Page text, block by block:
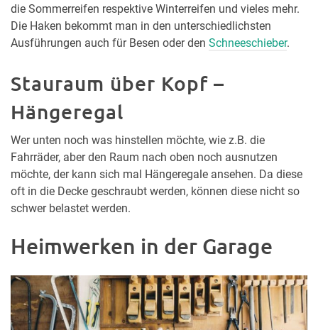
die Sommerreifen respektive Winterreifen und vieles mehr.
Die Haken bekommt man in den unterschiedlichsten
Ausführungen auch für Besen oder den Schneeschieber.
Stauraum über Kopf –
Hängeregal
Wer unten noch was hinstellen möchte, wie z.B. die
Fahrräder, aber den Raum nach oben noch ausnutzen
möchte, der kann sich mal Hängeregale ansehen. Da diese
oft in die Decke geschraubt werden, können diese nicht so
schwer belastet werden.
Heimwerken in der Garage